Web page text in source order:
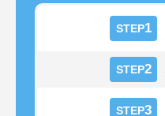
STEP1
STEP2
STEP3